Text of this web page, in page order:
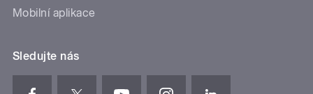
Mobilní aplikace
Sledujte nás